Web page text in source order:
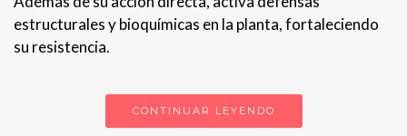
estructurales y bioquímicas en la planta, fortaleciendo
su resistencia.
CONTINUAR LEYENDO